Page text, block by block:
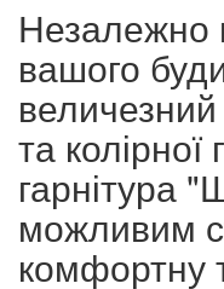
Незалежно
вашого
та
гарнітура
можливим
комфортну